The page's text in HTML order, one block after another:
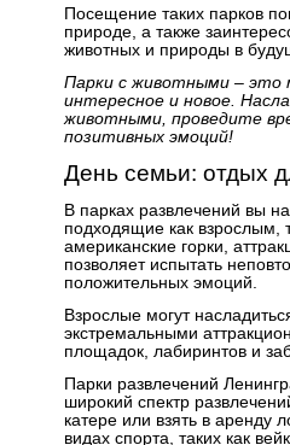
Посещение таких парков
природе, а также
животных и природы в
Парки с животными –
интересное и новое.
животными, проведите
позитивных эмоций!
День семьи: отдых
В парках развлечений вы
подходящие как взрослым,
американские горки,
позволяет испытать
положительных эмоций.
Взрослые могут
экстремальными
площадок, лабиринтов и
Парки развлечений
широкий спектр
катере или взять в аренду
видах спорта, таких как